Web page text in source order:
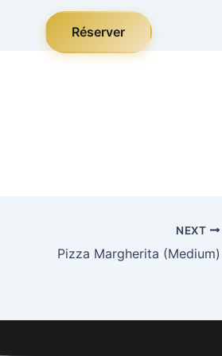
Réserver
NEXT
Pizza Margherita (Medium)